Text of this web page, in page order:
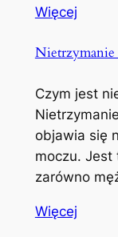
Więcej
Nietrzymanie
Czym jest
objawia się
moczu. Jest
zarówno
Więcej